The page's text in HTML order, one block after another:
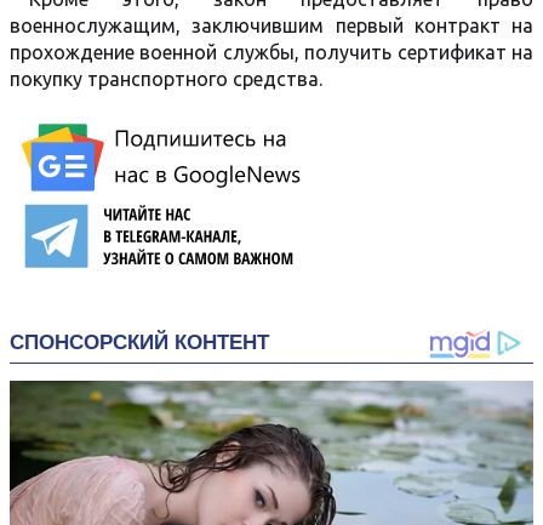
военнослужащим, заключившим первый контракт на
прохождение военной службы, получить сертификат на
покупку транспортного средства.